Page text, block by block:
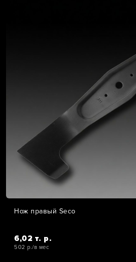
Нож правый Seco
6,02 т. р.
502 р./в мес